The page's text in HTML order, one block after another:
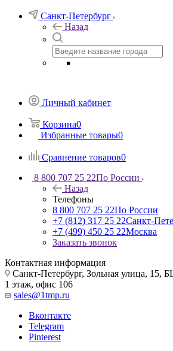
Санкт-Петербург
Назад
Личный кабинет
Корзина0
Избранные товары0
Сравнение товаров0
8 800 707 25 22По России
Назад
Телефоны
8 800 707 25 22По России
+7 (812) 317 25 22Санкт-
+7 (499) 450 25 22Москва
Заказать звонок
Контактная информация
Санкт-Петербург, Зольная улица, 15,
1 этаж, офис 106
sales@1tmp.ru
Вконтакте
Telegram
Pinterest